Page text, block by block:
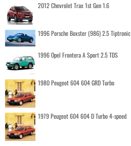
2012 Chevrolet Trax 1st Gen 1.6
1996 Porsche Boxster (986) 2.5 Tiptronic
1996 Opel Frontera A Sport 2.5 TDS
1980 Peugeot 604 604 GRD Turbo
1979 Peugeot 604 604 D Turbo 4-speed